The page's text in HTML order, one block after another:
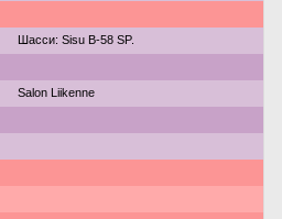
Шасси: Sisu B-58 SP.
Salon Liikenne